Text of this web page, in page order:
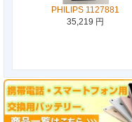
PHILIPS 1127881
35,219 円